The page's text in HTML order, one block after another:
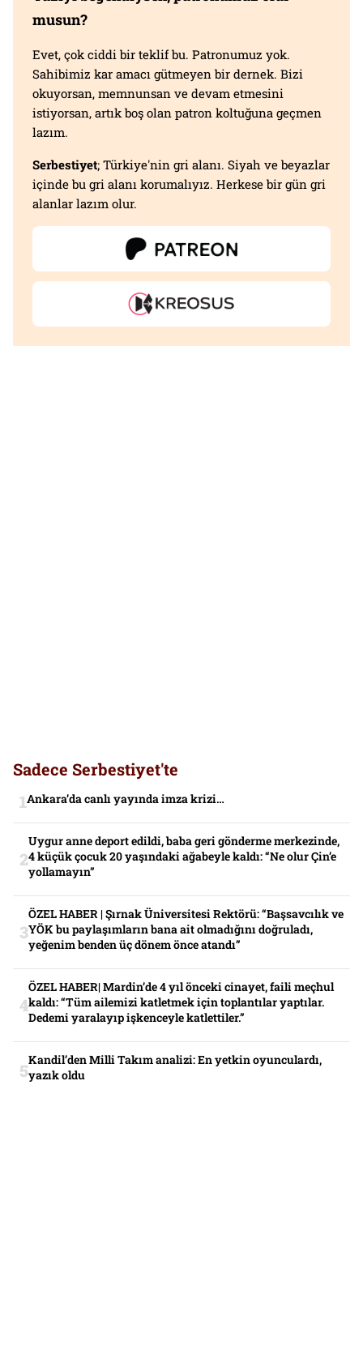
musun?
Evet, çok ciddi bir teklif bu. Patronumuz yok.
Sahibimiz kar amacı gütmeyen bir dernek. Bizi
okuyorsan, memnunsan ve devam etmesini
istiyorsan, artık boş olan patron koltuğuna geçmen
lazım.
Serbestiyet; Türkiye'nin gri alanı. Siyah ve beyazlar
içinde bu gri alanı korumalıyız. Herkese bir gün gri
alanlar lazım olur.
Sadece Serbestiyet'te
Ankara’da canlı yayında imza krizi…
Uygur anne deport edildi, baba geri gönderme merkezinde,
4 küçük çocuk 20 yaşındaki ağabeyle kaldı: “Ne olur Çin’e
yollamayın”
ÖZEL HABER | Şırnak Üniversitesi Rektörü: “Başsavcılık ve
YÖK bu paylaşımların bana ait olmadığını doğruladı,
yeğenim benden üç dönem önce atandı”
ÖZEL HABER| Mardin’de 4 yıl önceki cinayet, faili meçhul
kaldı: “Tüm ailemizi katletmek için toplantılar yaptılar.
Dedemi yaralayıp işkenceyle katlettiler.”
Kandil’den Milli Takım analizi: En yetkin oyunculardı,
yazık oldu